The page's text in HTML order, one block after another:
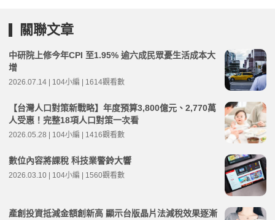
關聯文章
中研院上修今年CPI 至1.95% 逾六成民眾憂生活成本大
增
2026.07.14 | 104小編 | 1614觀看數
【台灣人口對策新戰略】年度預算3,800億元、2,770萬
人受惠！完整18項人口對策一次看
2026.05.28 | 104小編 | 1416觀看數
數位內容將課稅 科技業警鈴大響
2026.03.10 | 104小編 | 1560觀看數
產創投資抵減金額創新高 顯示台版晶片法減稅效果逐漸